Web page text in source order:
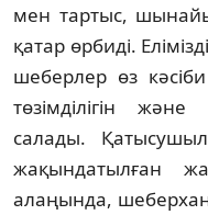
мен тартыс,
қатар өрбиді.
шеберлер өз кәсіби
төзімділігін
салады.
жақындатылған
алаңында,